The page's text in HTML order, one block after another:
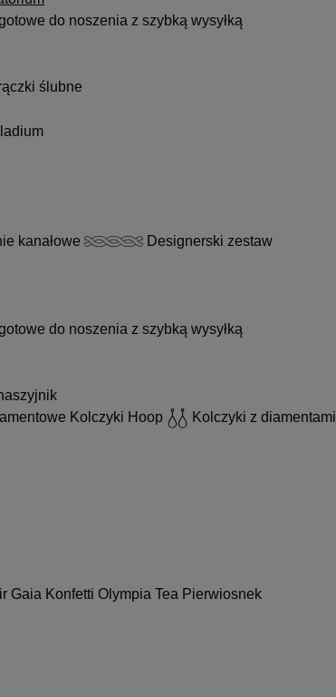
do noszenia z szybką wysyłką
ślubne
kanałowe
Designerski zestaw
do noszenia z szybką wysyłką
Kolczyki Hoop
Kolczyki z diamentami
Gaia Konfetti Olympia Tea Pierwiosnek